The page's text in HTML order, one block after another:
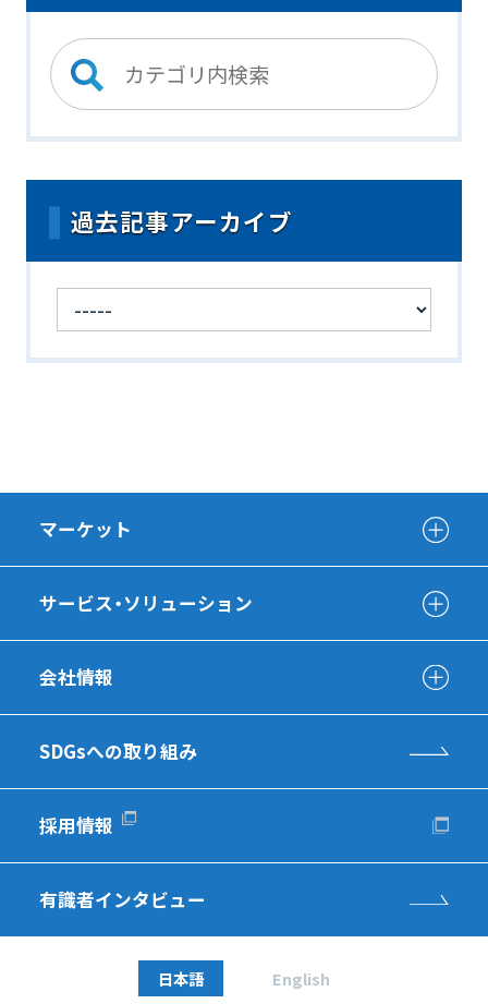
過去記事アーカイブ
マーケット
サービス・ソリューション
会社情報
SDGsへの取り組み
採用情報
有識者インタビュー
日本語 English